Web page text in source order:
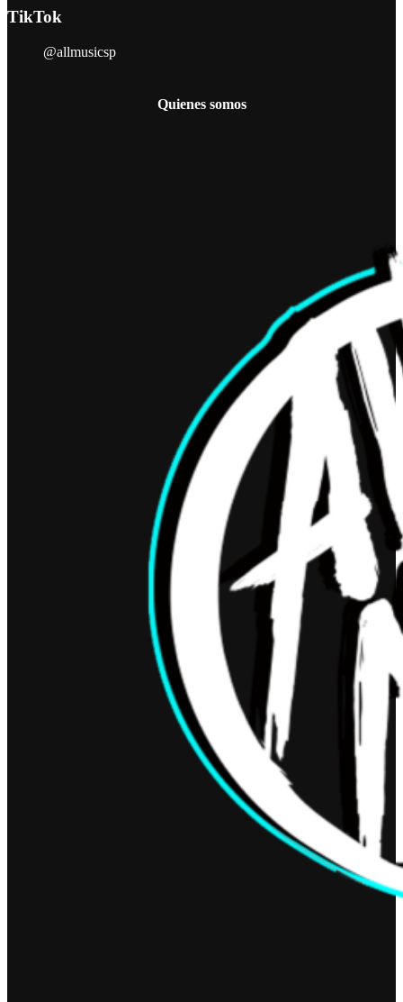
TikTok
@allmusicsp
Quienes somos